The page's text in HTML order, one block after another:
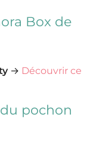
Box de
→ Découvrir ce
pochon